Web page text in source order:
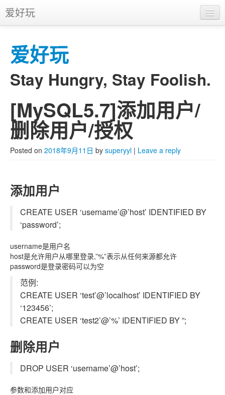
爱好玩
Stay Hungry, Stay Foolish.
Main menu
Skip to primary content
Skip to secondary content
爱好玩
APP
推广
[MySQL5.7]添加用户/
删除用户/授权
Posted on 2018年9月11日 by superyyl | Leave a reply
添加用户
CREATE USER ‘username’@’host’ IDENTIFIED BY
‘password’;
username是用户名
host是允许用户从哪里登录,”%”表示从任何来源都允许
password是登录密码可以为空
范例:
CREATE USER ‘test’@’localhost’ IDENTIFIED BY
‘123456’;
CREATE USER ‘test2’@’%’ IDENTIFIED BY ”;
删除用户
DROP USER ‘username’@’host’;
参数和添加用户对应